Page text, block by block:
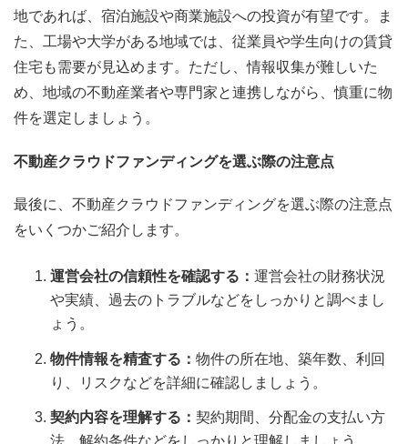
地であれば、宿泊施設や商業施設への投資が有望です。ま
た、工場や大学がある地域では、従業員や学生向けの賃貸
住宅も需要が見込めます。ただし、情報収集が難しいた
め、地域の不動産業者や専門家と連携しながら、慎重に物
件を選定しましょう。
不動産クラウドファンディングを選ぶ際の注意点
最後に、不動産クラウドファンディングを選ぶ際の注意点
をいくつかご紹介します。
運営会社の信頼性を確認する： 運営会社の財務状況
や実績、過去のトラブルなどをしっかりと調べまし
ょう。
物件情報を精査する： 物件の所在地、築年数、利回
り、リスクなどを詳細に確認しましょう。
契約内容を理解する： 契約期間、分配金の支払い方